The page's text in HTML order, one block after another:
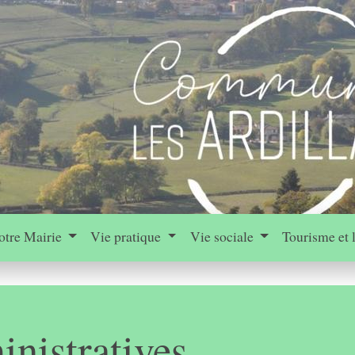
Mairie Vie pratique Vie sociale Tourisme et